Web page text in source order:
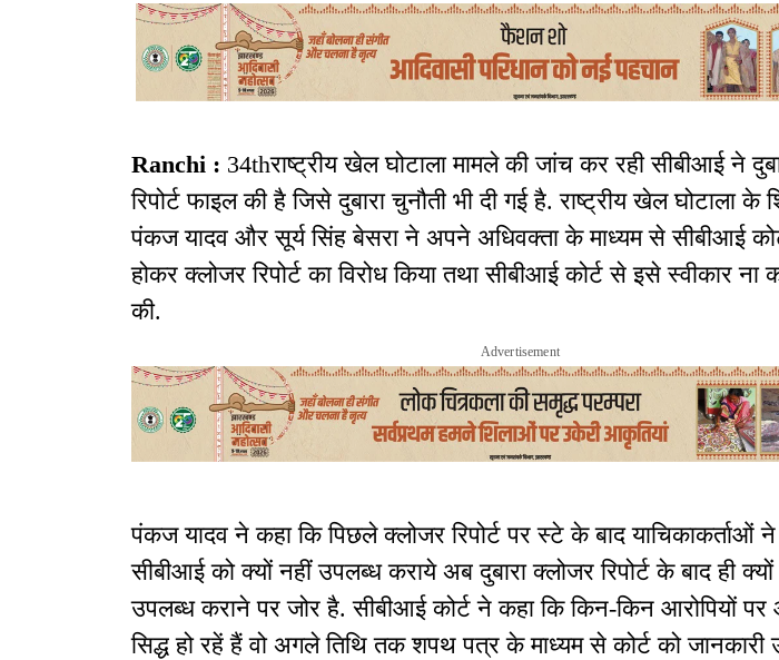
Ranchi : 34thराष्ट्रीय खेल घोटाला मामले की जांच कर रही सीबीआई ने
रिपोर्ट फाइल की है जिसे दुबारा चुनौती भी दी गई है. राष्ट्रीय खेल घोटाला के
पंकज यादव और सूर्य सिंह बेसरा ने अपने अधिवक्ता के माध्यम से सीबीआई
होकर क्लोजर रिपोर्ट का विरोध किया तथा सीबीआई कोर्ट से इसे स्वीकार
की.
Advertisement
पंकज यादव ने कहा कि पिछले क्लोजर रिपोर्ट पर स्टे के बाद याचिकाकर्ताओं
सीबीआई को क्यों नहीं उपलब्ध कराये अब दुबारा क्लोजर रिपोर्ट के बाद ही
उपलब्ध कराने पर जोर है. सीबीआई कोर्ट ने कहा कि किन-किन आरोपियों
सिद्ध हो रहें हैं वो अगले तिथि तक शपथ पत्र के माध्यम से कोर्ट को जानकारी